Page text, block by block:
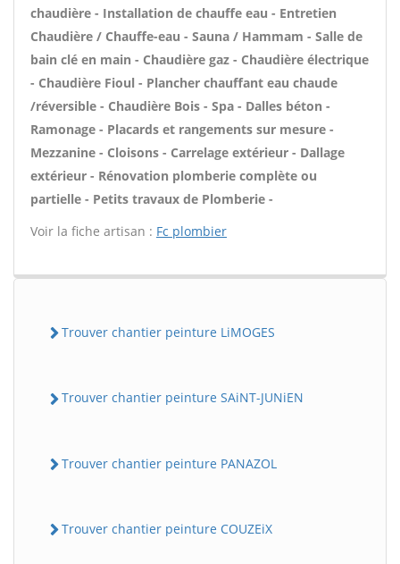
chaudière - Installation de chauffe eau - Entretien
Chaudière / Chauffe-eau - Sauna / Hammam - Salle de
bain clé en main - Chaudière gaz - Chaudière électrique
- Chaudière Fioul - Plancher chauffant eau chaude
/réversible - Chaudière Bois - Spa - Dalles béton -
Ramonage - Placards et rangements sur mesure -
Mezzanine - Cloisons - Carrelage extérieur - Dallage
extérieur - Rénovation plomberie complète ou
partielle - Petits travaux de Plomberie -
Voir la fiche artisan : Fc plombier
Trouver chantier peinture LiMOGES
Trouver chantier peinture SAiNT-JUNiEN
Trouver chantier peinture PANAZOL
Trouver chantier peinture COUZEiX